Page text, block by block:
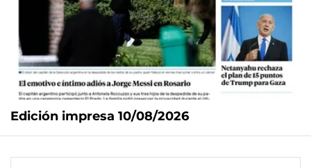
Edición impresa 10/08/2026